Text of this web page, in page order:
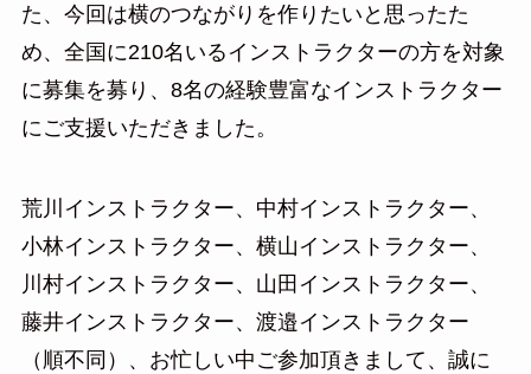
た、今回は横のつながりを作りたいと思ったた
め、全国に210名いるインストラクターの方を対象
に募集を募り、8名の経験豊富なインストラクター
にご支援いただきました。
荒川インストラクター、中村インストラクター、
小林インストラクター、横山インストラクター、
川村インストラクター、山田インストラクター、
藤井インストラクター、渡邉インストラクター
（順不同）、お忙しい中ご参加頂きまして、誠に